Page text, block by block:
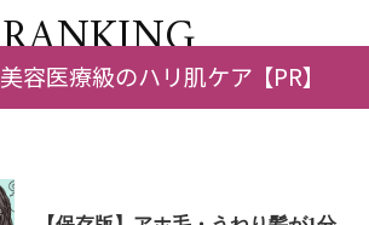
RANKING
美容医療級のハリ肌ケア【PR】